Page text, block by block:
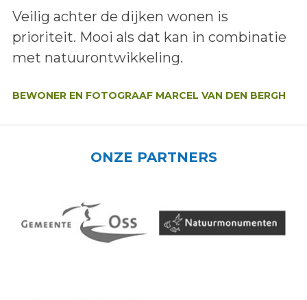
Lees het bericht:
Veilig achter de dijken wonen is
prioriteit. Mooi als dat kan in combinatie
met natuurontwikkeling.
BEWONER EN FOTOGRAAF MARCEL VAN DEN BERGH
ONZE PARTNERS